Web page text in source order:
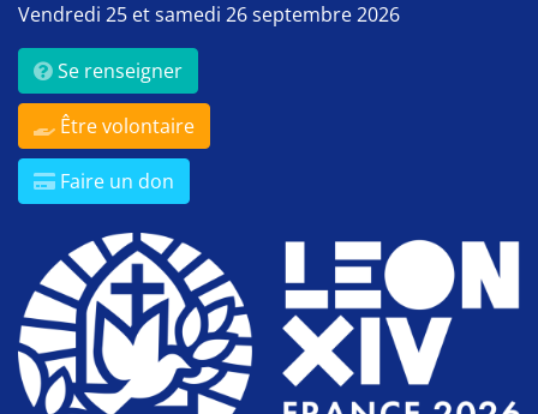
Vendredi 25 et samedi 26 septembre 2026
Se renseigner
Être volontaire
Faire un don